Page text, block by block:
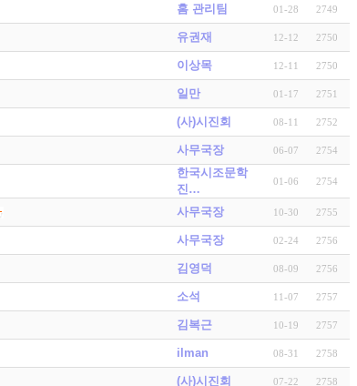
홈 관리팀 01-28 2749
유권재 12-12 2750
이상목 12-11 2750
일만 01-17 2751
(사)시진회 08-11 2752
사무국장 06-07 2754
한국시조문학
진…
01-06 2754
사무국장 10-30 2755
사무국장 02-24 2756
김영덕 08-09 2756
소석 11-07 2757
김복근 10-19 2757
ilman 08-31 2758
(사)시진회 07-22 2758